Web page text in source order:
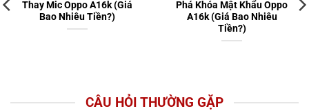
Thay Mic Oppo A16k (Giá
Bao Nhiêu Tiền?)
Phá Khóa Mật Khẩu Oppo
A16k (Giá Bao Nhiêu
Tiền?)
CÂU HỎI THƯỜNG GẶP